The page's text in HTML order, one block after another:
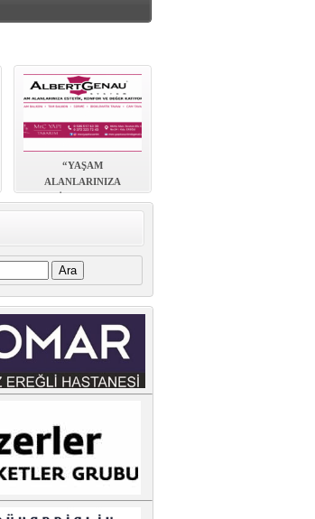
“YAŞAM
ALANLARINIZA
DEĞER KATIYORUZ”